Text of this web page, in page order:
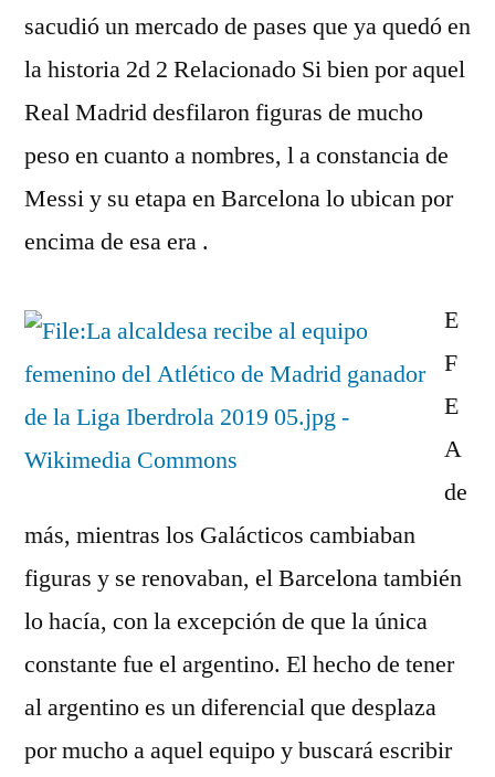
sacudió un mercado de pases que ya quedó en
la historia 2d 2 Relacionado Si bien por aquel
Real Madrid desfilaron figuras de mucho
peso en cuanto a nombres, l a constancia de
Messi y su etapa en Barcelona lo ubican por
encima de esa era .
E
F
E
A
de
más, mientras los Galácticos cambiaban
figuras y se renovaban, el Barcelona también
lo hacía, con la excepción de que la única
constante fue el argentino. El hecho de tener
al argentino es un diferencial que desplaza
por mucho a aquel equipo y buscará escribir